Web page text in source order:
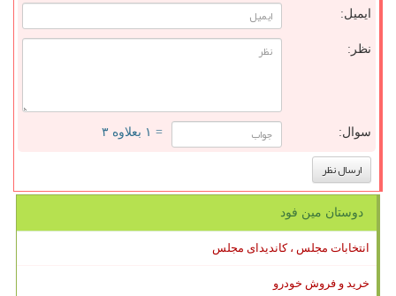
ایمیل:
نظر:
سوال: = ۱ بعلاوه ۳
دوستان مین فود
انتخابات مجلس ، کاندیدای مجلس
خرید و فروش خودرو